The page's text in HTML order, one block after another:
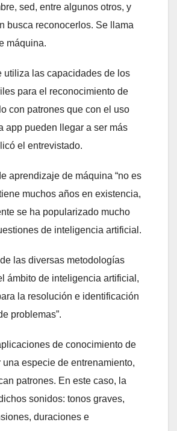
sed, entre algunos otros, y
busca reconocerlos. Se llama
máquina.
utiliza las capacidades de los
para el reconocimiento de
con patrones que con el uso
app pueden llegar a ser más
el entrevistado.
aprendizaje de máquina “no es
muchos años en existencia,
se ha popularizado mucho
de inteligencia artificial.
las diversas metodologías
ámbito de inteligencia artificial,
la resolución e identificación
problemas”.
de conocimiento de
una especie de entrenamiento,
patrones. En este caso, la
sonidos: tonos graves,
duraciones e